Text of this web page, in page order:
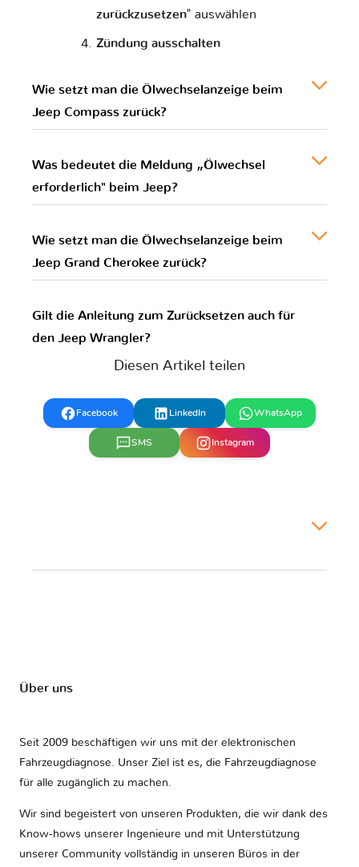
zurückzusetzen" auswählen
Zündung ausschalten
Wie setzt man die Ölwechselanzeige beim
Jeep Compass zurück?
Was bedeutet die Meldung „Ölwechsel
erforderlich" beim Jeep?
Wie setzt man die Ölwechselanzeige beim
Jeep Grand Cherokee zurück?
Diesen Artikel teilen
Facebook LinkedIn WhatsApp
SMS Instagram
Gilt die Anleitung zum Zurücksetzen auch für
den Jeep Wrangler?
Über uns
Seit 2009 beschäftigen wir uns mit der elektronischen
Fahrzeugdiagnose. Unser Ziel ist es, die Fahrzeugdiagnose
für alle zugänglich zu machen.
Wir sind begeistert von unseren Produkten, die wir dank des
Know-hows unserer Ingenieure und mit Unterstützung
unserer Community vollständig in unseren Büros in der